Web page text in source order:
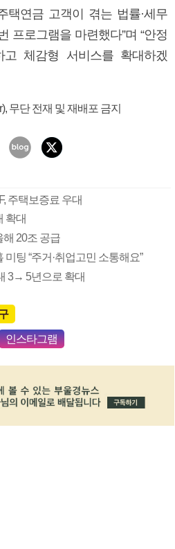
택연금 고객이 겪는 법률·세무
프로그램을 마련했다”며 “안정
고 체감형 서비스를 확대하겠
무단 전재 및 재배포 금지
주택보증료 우대
확대
20조 공급
팅 “주거·취업고민 소통해요”
3→ 5년으로 확대
인스타그램